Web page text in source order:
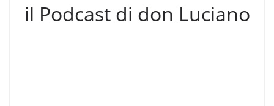
il Podcast di don Luciano